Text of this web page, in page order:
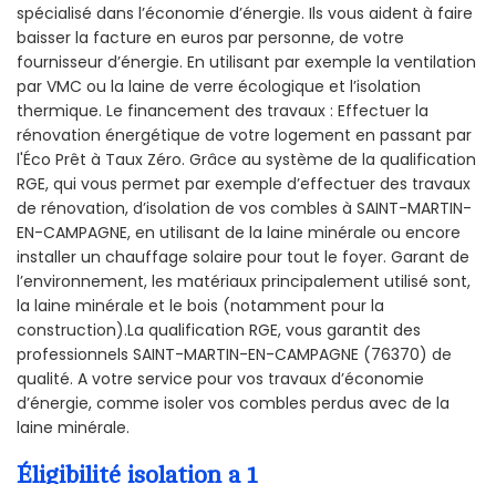
spécialisé dans l’économie d’énergie. Ils vous aident à faire
baisser la facture en euros par personne, de votre
fournisseur d’énergie. En utilisant par exemple la ventilation
par VMC ou la laine de verre écologique et l’isolation
thermique. Le financement des travaux : Effectuer la
rénovation énergétique de votre logement en passant par
l'Éco Prêt à Taux Zéro. Grâce au système de la qualification
RGE, qui vous permet par exemple d’effectuer des travaux
de rénovation, d’isolation de vos combles à SAINT-MARTIN-
EN-CAMPAGNE, en utilisant de la laine minérale ou encore
installer un chauffage solaire pour tout le foyer. Garant de
l’environnement, les matériaux principalement utilisé sont,
la laine minérale et le bois (notamment pour la
construction).La qualification RGE, vous garantit des
professionnels SAINT-MARTIN-EN-CAMPAGNE (76370) de
qualité. A votre service pour vos travaux d’économie
d’énergie, comme isoler vos combles perdus avec de la
laine minérale.
Éligibilité isolation a 1